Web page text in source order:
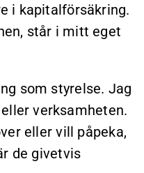
i kapitalförsäkring.
står i mitt eget
som styrelse. Jag
verksamheten.
eller vill påpeka,
de givetvis